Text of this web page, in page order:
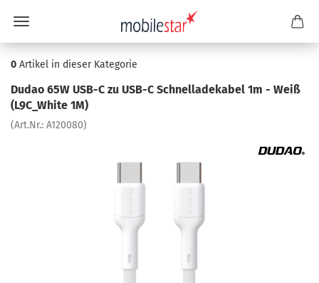
0 Artikel in dieser Kategorie
Dudao 65W USB-C zu USB-C Schnell­a­de­ka­bel 1m - Weiß
(L9C_White 1M)
(Art.Nr.: A120080)